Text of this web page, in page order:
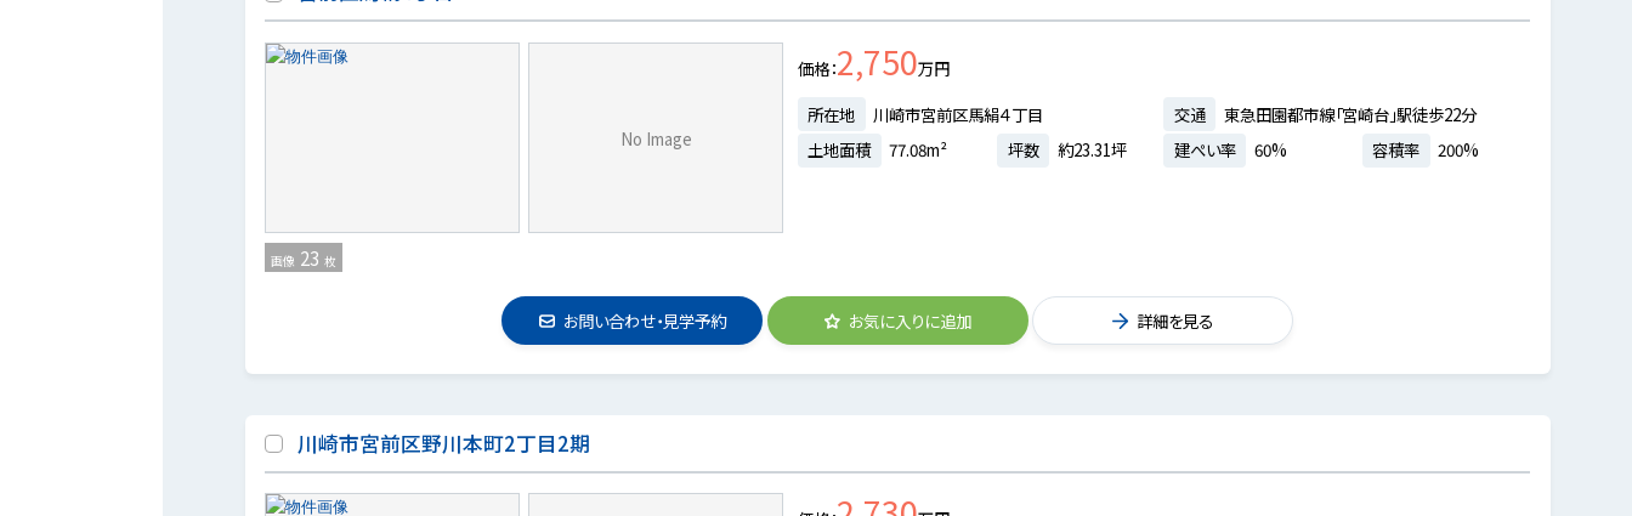
No Image
画像 23 枚
価格 2,750万円
所在地
川崎市宮前区馬絹４丁目 交通
東急田園都市線「宮崎台」駅徒歩22分
土地面積
77.08m² 坪数 約23.31坪 建ぺい率 60% 容積率 200%
お問い合わせ・見学予約 お気に入りに追加 詳細を見る
川崎市宮前区野川本町2丁目2期